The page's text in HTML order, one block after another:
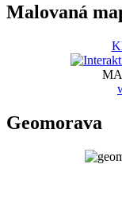
Malovaná
Geomorava